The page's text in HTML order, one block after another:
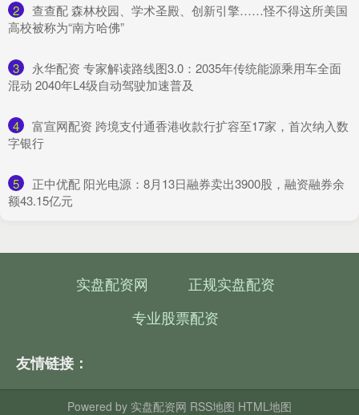
2
​查查配 森林校园、学术圣殿、创新引擎……怪不得这所美国
高校被称为“南方哈佛”
3
​永华配资 ​专家解读路线图3.0：2035年传统能源乘用车全面
混动 2040年L4级自动驾驶加速普及​
4
​富宣网配资 跨境支付通香港收款行扩容至17家，首次纳入数
字银行
5
​正中优配 阳光电源：8月13日融券卖出3900股，融资融券余
额43.15亿元
实盘配资网
正规实盘配资
专业股票配资
友情链接：
Powered by 实盘配资网 RSS地图 HTML地图